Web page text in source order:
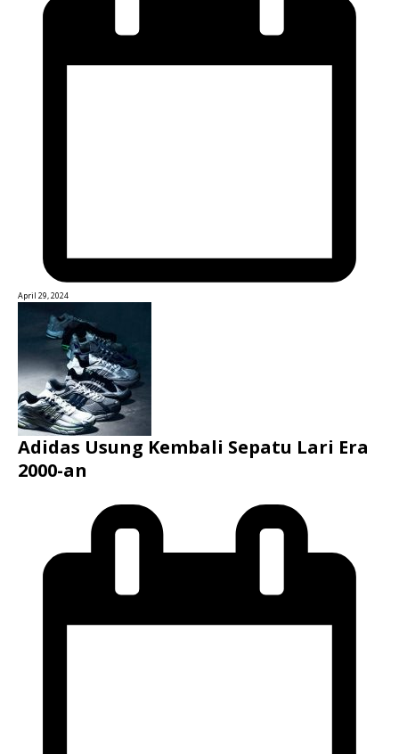
April 29, 2024
Adidas Usung Kembali Sepatu Lari Era
2000-an